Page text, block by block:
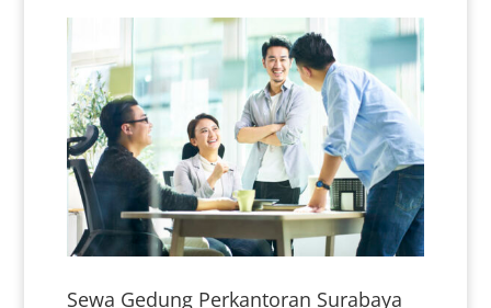
Sewa Gedung Perkantoran Surabaya